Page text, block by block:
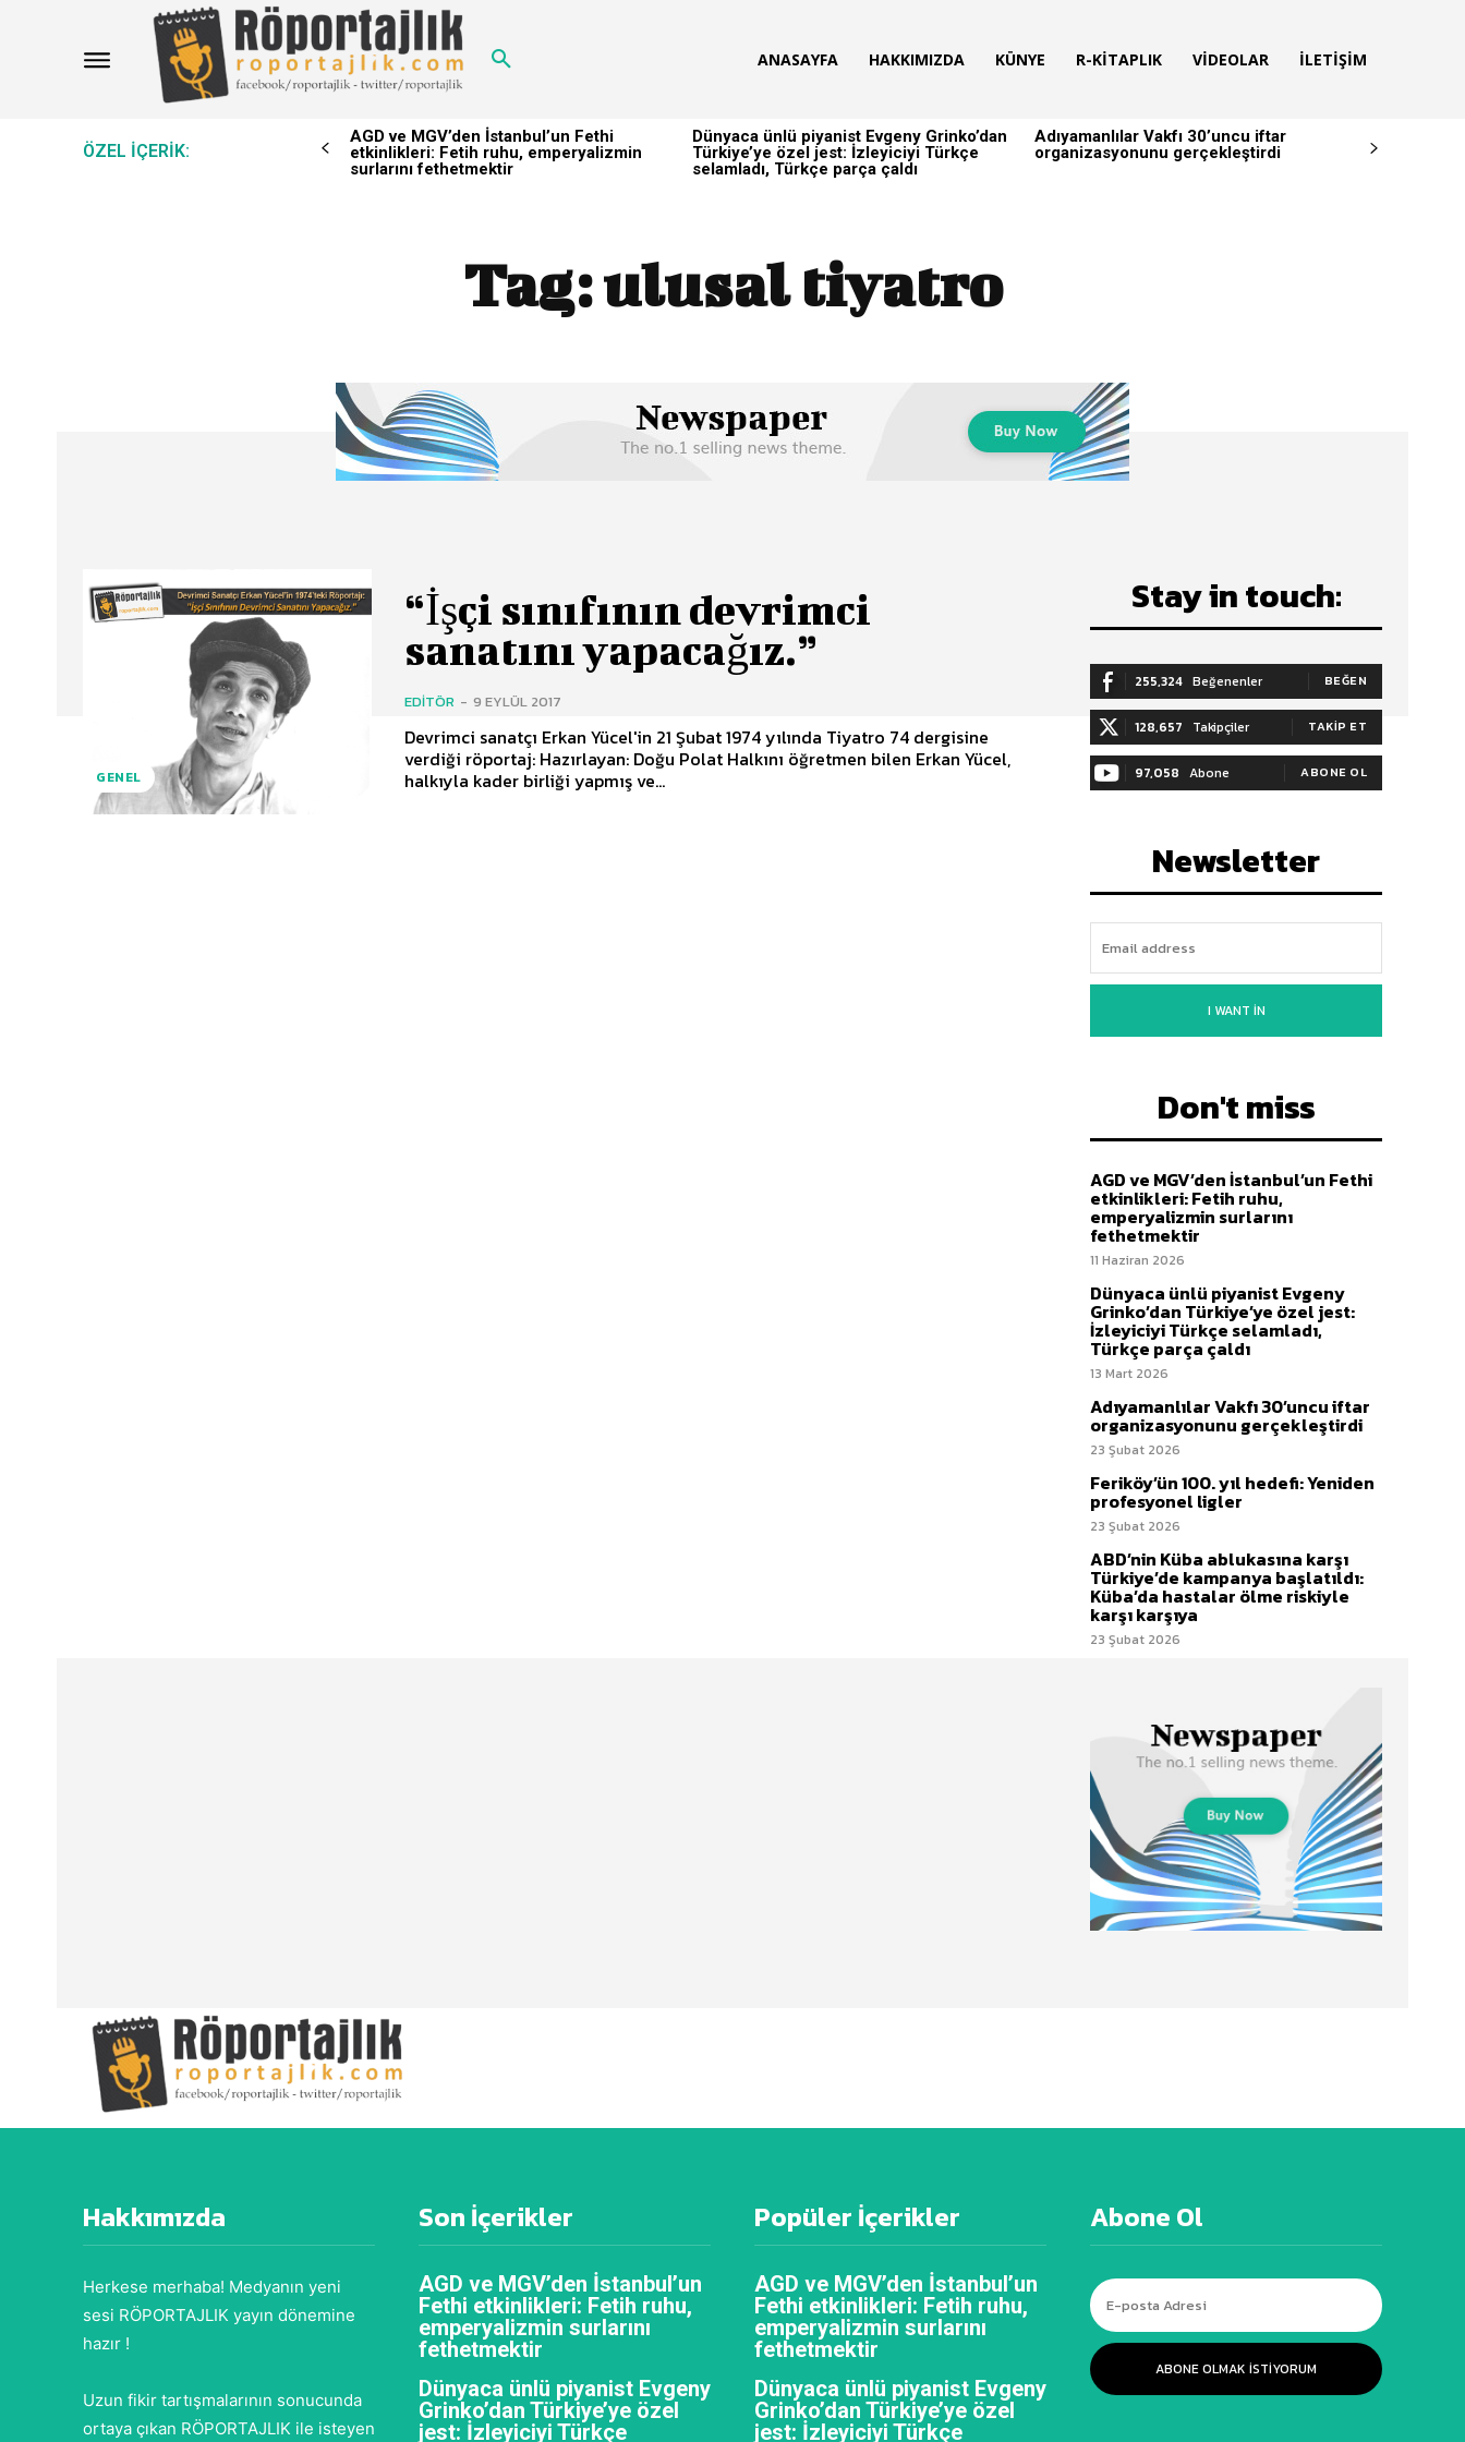
ANASAYFA HAKKIMIZDA KÜNYE R-KITAPLIK VIDEOLAR İLETIŞIM
ÖZEL IÇERIK:
AGD ve MGV’den İstanbul’un Fethi
etkinlikleri: Fetih ruhu, emperyalizmin
surlarını fethetmektir
Dünyaca ünlü piyanist Evgeny Grinko’dan
Türkiye’ye özel jest: İzleyiciyi Türkçe
selamladı, Türkçe parça çaldı
Adıyamanlılar Vakfı 30’uncu iftar
organizasyonunu gerçekleştirdi
Tag:ulusal tiyatro
GENEL
“İşçi sınıfının devrimci
sanatını yapacağız.”
EDITÖR - 9 EYLÜL 2017
Devrimci sanatçı Erkan Yücel'in 21 Şubat 1974 yılında Tiyatro 74 dergisine
verdiği röportaj: Hazırlayan: Doğu Polat Halkını öğretmen bilen Erkan Yücel,
halkıyla kader birliği yapmış ve...
Stay in touch:
255,324 Beğenenler BEĞEN
128,657 Takipçiler TAKIP ET
97,058 Abone ABONE OL
Newsletter
I WANT IN
Don't miss
AGD ve MGV’den İstanbul’un Fethi
etkinlikleri: Fetih ruhu,
emperyalizmin surlarını
fethetmektir
11 Haziran 2026
Dünyaca ünlü piyanist Evgeny
Grinko’dan Türkiye’ye özel jest:
İzleyiciyi Türkçe selamladı,
Türkçe parça çaldı
13 Mart 2026
Adıyamanlılar Vakfı 30’uncu iftar
organizasyonunu gerçekleştirdi
23 Şubat 2026
Feriköy’ün 100. yıl hedefi: Yeniden
profesyonel ligler
23 Şubat 2026
ABD’nin Küba ablukasına karşı
Türkiye’de kampanya başlatıldı:
Küba’da hastalar ölme riskiyle
karşı karşıya
23 Şubat 2026
Hakkımızda
Herkese merhaba! Medyanın yeni
sesi RÖPORTAJLIK yayın dönemine
hazır !
Uzun fikir tartışmalarının sonucunda
ortaya çıkan RÖPORTAJLIK ile isteyen
Son İçerikler
AGD ve MGV’den İstanbul’un
Fethi etkinlikleri: Fetih ruhu,
emperyalizmin surlarını
fethetmektir
Dünyaca ünlü piyanist Evgeny
Grinko’dan Türkiye’ye özel
jest: İzleyiciyi Türkçe
Popüler İçerikler
AGD ve MGV’den İstanbul’un
Fethi etkinlikleri: Fetih ruhu,
emperyalizmin surlarını
fethetmektir
Dünyaca ünlü piyanist Evgeny
Grinko’dan Türkiye’ye özel
jest: İzleyiciyi Türkçe
Abone Ol
ABONE OLMAK ISTIYORUM